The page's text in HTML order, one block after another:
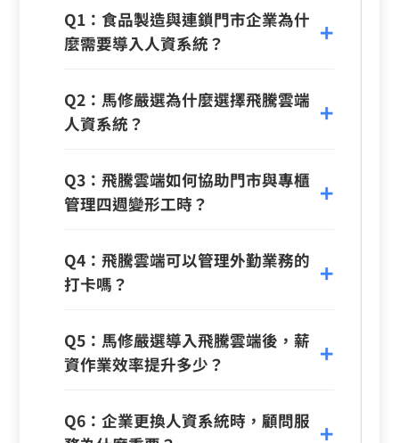
Q1：食品製造與連鎖門市企業為什
麼需要導入人資系統？
Q2：馬修嚴選為什麼選擇飛騰雲端
人資系統？
Q3：飛騰雲端如何協助門市與專櫃
管理四週變形工時？
Q4：飛騰雲端可以管理外勤業務的
打卡嗎？
Q5：馬修嚴選導入飛騰雲端後，薪
資作業效率提升多少？
Q6：企業更換人資系統時，顧問服